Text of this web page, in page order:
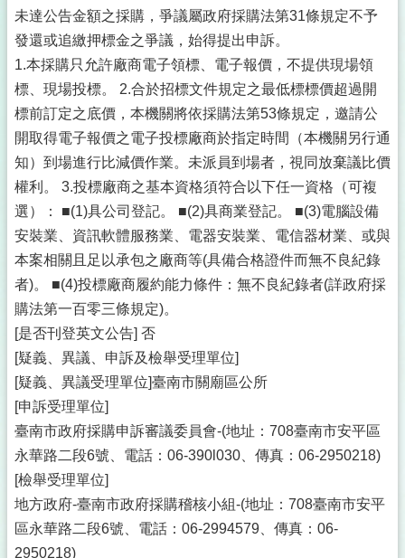
未達公告金額之採購，爭議屬政府採購法第31條規定不予
發還或追繳押標金之爭議，始得提出申訴。
1.本採購只允許廠商電子領標、電子報價，不提供現場領
標、現場投標。 2.合於招標文件規定之最低標標價超過開
標前訂定之底價，本機關將依採購法第53條規定，邀請公
開取得電子報價之電子投標廠商於指定時間（本機關另行通
知）到場進行比減價作業。未派員到場者，視同放棄議比價
權利。 3.投標廠商之基本資格須符合以下任一資格（可複
選）： ■(1)具公司登記。 ■(2)具商業登記。 ■(3)電腦設備
安裝業、資訊軟體服務業、電器安裝業、電信器材業、或與
本案相關且足以承包之廠商等(具備合格證件而無不良紀錄
者)。 ■(4)投標廠商履約能力條件：無不良紀錄者(詳政府採
購法第一百零三條規定)。
[是否刊登英文公告] 否
[疑義、異議、申訴及檢舉受理單位]
[疑義、異議受理單位]臺南市關廟區公所
[申訴受理單位]
臺南市政府採購申訴審議委員會-(地址：708臺南市安平區
永華路二段6號、電話：06-390l030、傳真：06-2950218)
[檢舉受理單位]
地方政府-臺南市政府採購稽核小組-(地址：708臺南市安平
區永華路二段6號、電話：06-2994579、傳真：06-
2950218)